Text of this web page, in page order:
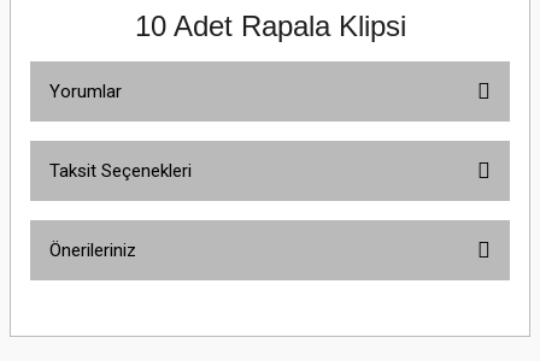
10 Adet Rapala Klipsi
Yorumlar
Taksit Seçenekleri
Önerileriniz
yetersiz gördüğünüz noktaları öneri formunu kullanarak tarafımıza